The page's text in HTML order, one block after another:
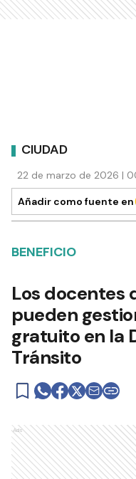
CIUDAD
22 de marzo de 2026 |
Añadir como fuente en
BENEFICIO
Los docentes
pueden
gratuito en la
Tránsito
Ads